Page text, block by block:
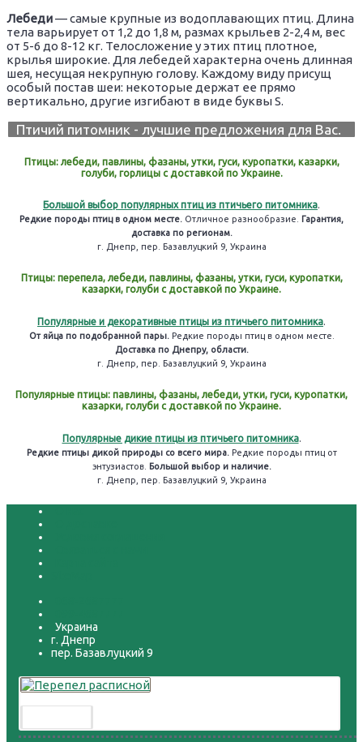
Лебеди— самые крупные из водоплавающих птиц. Длина
тела варьирует от 1,2 до 1,8 м, размах крыльев 2-2,4 м, вес
от 5-6 до 8-12 кг. Телосложение у этих птиц плотное,
крылья широкие. Для лебедей характерна очень длинная
шея, несущая некрупную голову. Каждому виду присущ
особый постав шеи: некоторые держат ее прямо
вертикально, другие изгибают в виде буквы S.
Птичий питомник - лучшие предложения для Вас.
Птицы: лебеди, павлины, фазаны, утки, гуси, куропатки, казарки,
голуби, горлицы с доставкой по Украине.
Большой выбор популярных птиц из птичьего питомника.
Редкие породы птиц в одном месте. Отличное разнообразие. Гарантия,
доставка по регионам.
г. Днепр, пер. Базавлуцкий 9, Украина
Птицы: перепела, лебеди, павлины, фазаны, утки, гуси, куропатки,
казарки, голуби с доставкой по Украине.
Популярные и декоративные птицы из птичьего питомника.
От яйца по подобранной пары. Редкие породы птиц в одном месте.
Доставка по Днепру, области.
г. Днепр, пер. Базавлуцкий 9, Украина
Популярные птицы: павлины, фазаны, лебеди, утки, гуси, куропатки,
казарки, голуби с доставкой по Украине.
Популярные дикие птицы из птичьего питомника.
Редкие птицы дикой природы со всего мира. Редкие породы птиц от
энтузиастов. Большой выбор и наличие.
г. Днепр, пер. Базавлуцкий 9, Украина
Украина
г. Днепр
пер. Базавлуцкий 9